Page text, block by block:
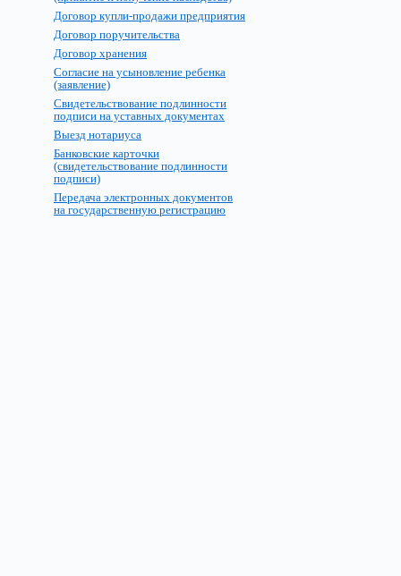
Договор купли-продажи предприятия
Договор поручительства
Договор хранения
Согласие на усыновление ребенка
(заявление)
Свидетельствование подлинности
подписи на уставных документах
Выезд нотариуса
Банковские карточки
(свидетельствование подлинности
подписи)
Передача электронных документов
на государственную регистрацию